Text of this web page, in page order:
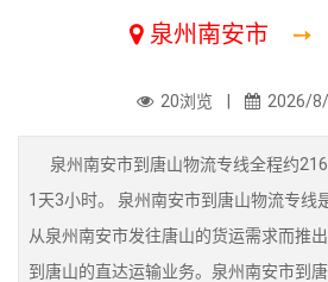
泉州南安市 ➙
20浏览 | 2026/8/
泉州南安市到唐山物流专线全程约
1天3小时。 泉州南安市到唐山物流专线
从泉州南安市发往唐山的货运需求而推
到唐山的直达运输业务。泉州南安市到